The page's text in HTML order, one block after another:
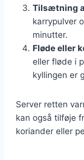
Tilsætning
karrypulver
minutter.
Fløde eller
eller fløde i
kyllingen er
Server retten
kan også tilføje
koriander eller